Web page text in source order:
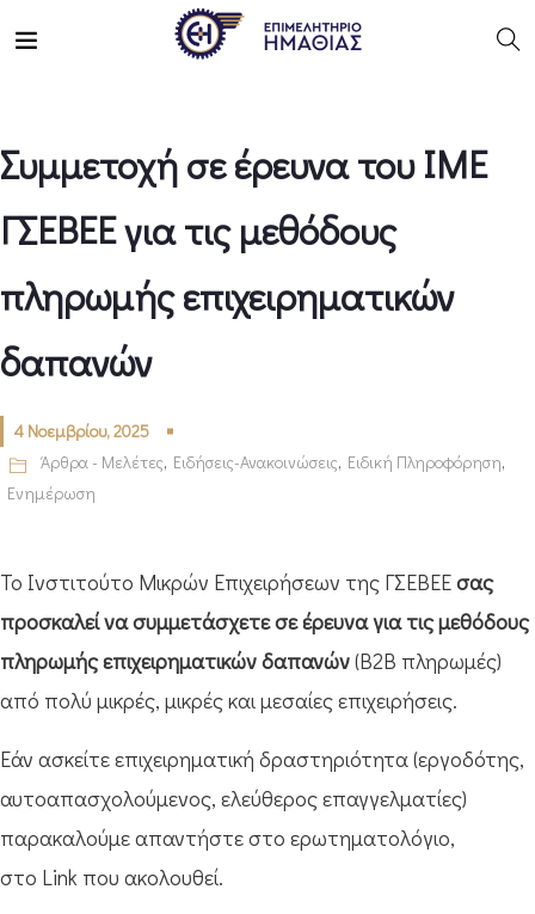
Συμμετοχή σε έρευνα του ΙΜΕ
ΓΣΕΒΕΕ για τις μεθόδους
πληρωμής επιχειρηματικών
δαπανών
4 Νοεμβρίου, 2025
Άρθρα - Μελέτες, Ειδήσεις-Ανακοινώσεις, Ειδική Πληροφόρηση,
Ενημέρωση
Το Ινστιτούτο Μικρών Επιχειρήσεων της ΓΣΕΒΕΕσας
προσκαλεί να συμμετάσχετε σε έρευνα για τις μεθόδους
πληρωμής επιχειρηματικών δαπανών(B2B πληρωμές)
από πολύ μικρές, μικρές και μεσαίες επιχειρήσεις.
Εάν ασκείτε επιχειρηματική δραστηριότητα (εργοδότης,
αυτοαπασχολούμενος, ελεύθερος επαγγελματίες)
παρακαλούμε απαντήστε στο ερωτηματολόγιο,
στο Link που ακολουθεί.